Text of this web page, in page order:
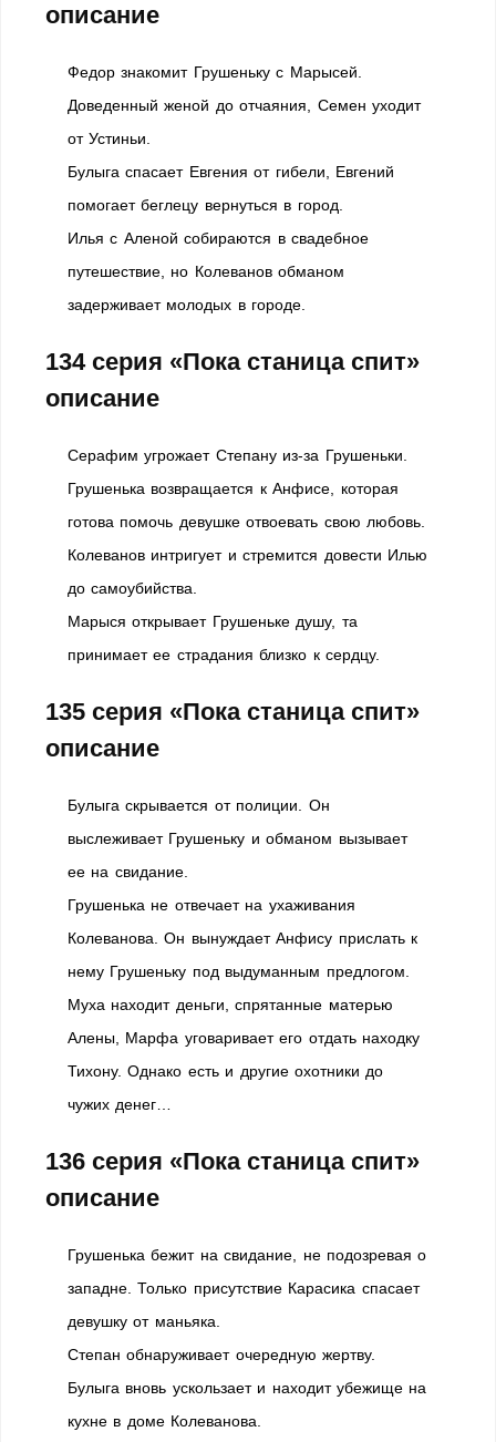
описание
Федор знакомит Грушеньку с Марысей.
Доведенный женой до отчаяния, Семен уходит
от Устиньи.
Булыга спасает Евгения от гибели, Евгений
помогает беглецу вернуться в город.
Илья с Аленой собираются в свадебное
путешествие, но Колеванов обманом
задерживает молодых в городе.
134 серия «Пока станица спит»
описание
Серафим угрожает Степану из-за Грушеньки.
Грушенька возвращается к Анфисе, которая
готова помочь девушке отвоевать свою любовь.
Колеванов интригует и стремится довести Илью
до самоубийства.
Марыся открывает Грушеньке душу, та
принимает ее страдания близко к сердцу.
135 серия «Пока станица спит»
описание
Булыга скрывается от полиции. Он
выслеживает Грушеньку и обманом вызывает
ее на свидание.
Грушенька не отвечает на ухаживания
Колеванова. Он вынуждает Анфису прислать к
нему Грушеньку под выдуманным предлогом.
Муха находит деньги, спрятанные матерью
Алены, Марфа уговаривает его отдать находку
Тихону. Однако есть и другие охотники до
чужих денег…
136 серия «Пока станица спит»
описание
Грушенька бежит на свидание, не подозревая о
западне. Только присутствие Карасика спасает
девушку от маньяка.
Степан обнаруживает очередную жертву.
Булыга вновь ускользает и находит убежище на
кухне в доме Колеванова.